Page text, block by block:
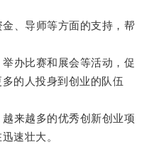
、导师等方面的支持，帮
办比赛和展会等活动，促
的人投身到创业的队伍
来越多的优秀创新创业项
速壮大。